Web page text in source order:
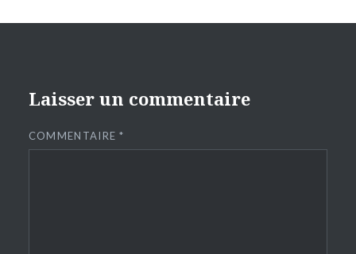
Laisser un commentaire
COMMENTAIRE*